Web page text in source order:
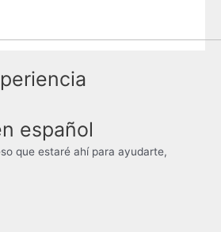
español
que estaré ahí para ayudarte,